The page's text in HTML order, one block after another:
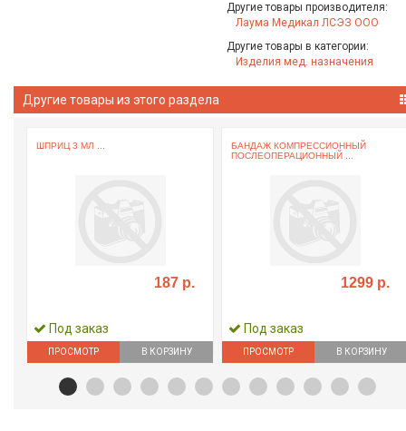
Другие товары производителя:
Лаума Медикал ЛСЭЗ ООО
Другие товары в категории:
Изделия мед. назначения
Другие товары из этого раздела
ШПРИЦ 3 МЛ ...
187 р.
Под заказ
ПРОСМОТР В КОРЗИНУ
БАНДАЖ КОМПРЕССИОННЫЙ
ПОСЛЕОПЕРАЦИОННЫЙ ...
1299 р.
Под заказ
ПРОСМОТР В КОРЗИНУ